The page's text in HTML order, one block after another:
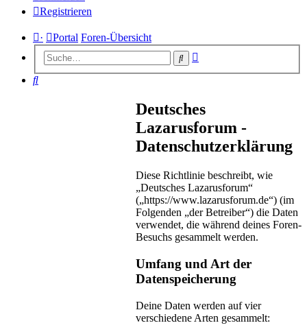
Registrieren
· Portal Foren-Übersicht
Suche
Suche
Deutsches
Lazarusforum -
Datenschutzerklärung
Diese Richtlinie beschreibt, wie
„Deutsches Lazarusforum“
(„https://www.lazarusforum.de“) (im
Folgenden „der Betreiber“) die Daten
verwendet, die während deines Foren-
Besuchs gesammelt werden.
Umfang und Art der
Datenspeicherung
Deine Daten werden auf vier
verschiedene Arten gesammelt: